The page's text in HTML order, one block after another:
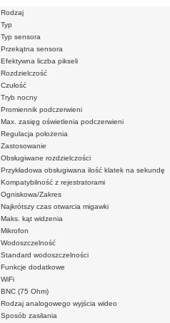
Rodzaj
Typ
Typ sensora
Przekątna sensora
Efektywna liczba pikseli
Rozdzielczość
Czułość
Tryb nocny
Promiennik podczerwieni
Max. zasięg oświetlenia podczerwieni
Regulacja położenia
Zastosowanie
Obsługiwane rozdzielczości
Przykładowa obsługiwana ilość klatek na sekundę
Kompatybilność z rejestratorami
Ogniskowa/Zakres
Najkrótszy czas otwarcia migawki
Maks. kąt widzenia
Mikrofon
Wodoszczelność
Standard wodoszczelności
Funkcje dodatkowe
WiFi
BNC (75 Ohm)
Rodzaj analogowego wyjścia wideo
Sposób zasilania